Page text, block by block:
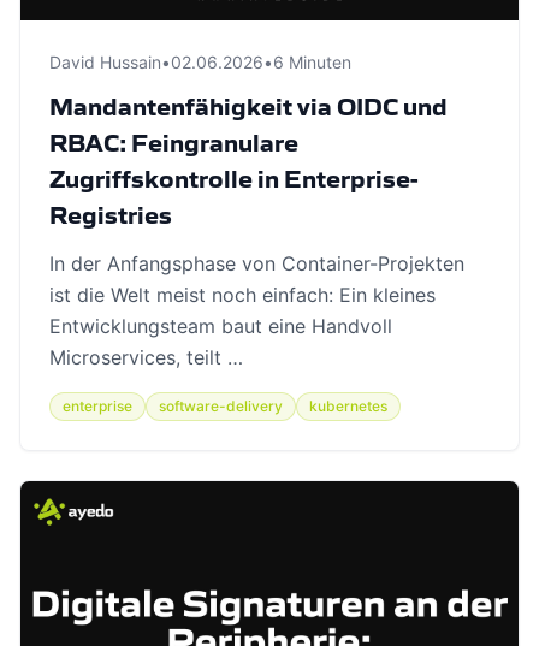
David Hussain•02.06.2026•6 Minuten
Mandantenfähigkeit via OIDC und
RBAC: Feingranulare
Zugriffskontrolle in Enterprise-
Registries
In der Anfangsphase von Container-Projekten
ist die Welt meist noch einfach: Ein kleines
Entwicklungsteam baut eine Handvoll
Microservices, teilt …
enterprise software-delivery kubernetes